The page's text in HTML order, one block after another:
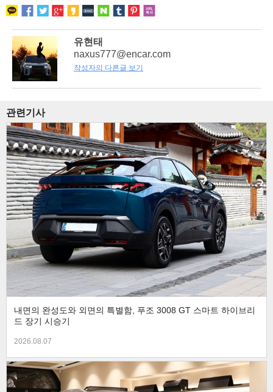
유현태
naxus777@encar.com
작성자의 다른글 보기
관련기사
내면의 완성도와 외면의 특별함, 푸조 3008 GT 스마트 하이브리
드 장기 시승기
2026.08.07